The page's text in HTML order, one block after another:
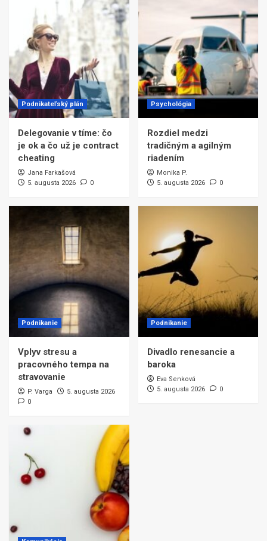
Podnikateľský plán
Delegovanie v tíme: čo
je ok a čo už je contract
cheating
Jana Farkašová
5. augusta 2026
0
Psychológia
Rozdiel medzi
tradičným a agilným
riadením
Monika P.
5. augusta 2026
0
Podnikanie
Vplyv stresu a
pracovného tempa na
stravovanie
P. Varga
5. augusta 2026
0
Podnikanie
Divadlo renesancie a
baroka
Eva Senková
5. augusta 2026
0